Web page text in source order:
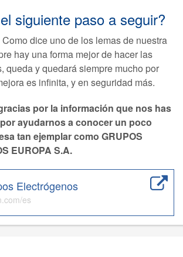
siguiente paso a seguir?
dice uno de los lemas de nuestra
hay una forma mejor de hacer las
queda y quedará siempre mucho por
es infinita, y en seguridad más.
por la información que nos has
ayudarnos a conocer un poco
tan ejemplar como GRUPOS
EUROPA S.A.
Electrógenos
es